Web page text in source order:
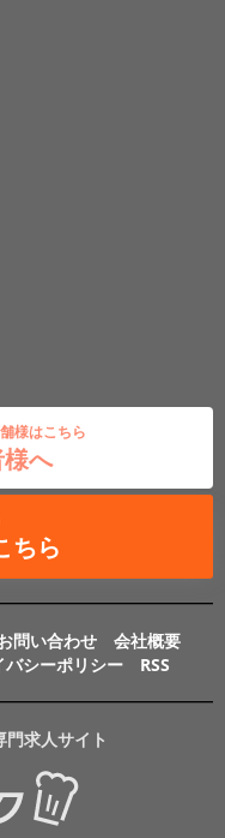
様はこちら
へ
ちら
問い合わせ
会社概要
バシーポリシー RSS
求人サイト